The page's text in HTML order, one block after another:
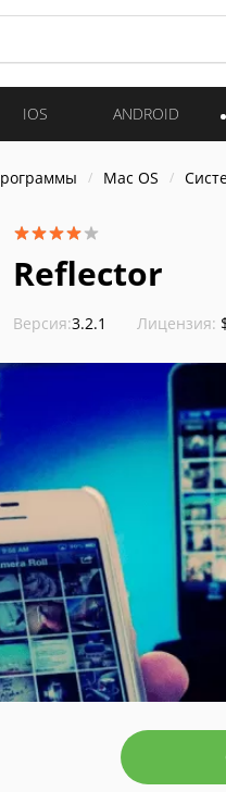
IOS ANDROID
Mac OS
Reflector
Версия:3.2.1 Лицензия: